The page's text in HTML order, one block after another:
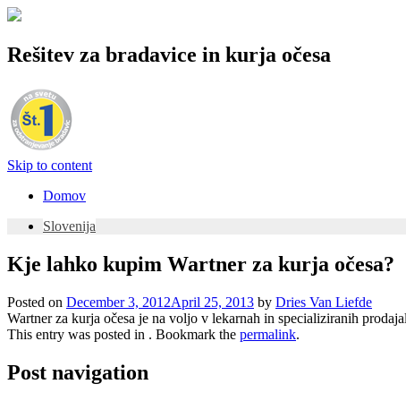
Rešitev za bradavice in kurja očesa
Skip to content
Domov
Slovenija
Kje lahko kupim Wartner za kurja očesa?
Posted on December 3, 2012April 25, 2013 by Dries Van Liefde
Wartner za kurja očesa je na voljo v lekarnah in specializiranih
This entry was posted in . Bookmark the permalink.
Post navigation